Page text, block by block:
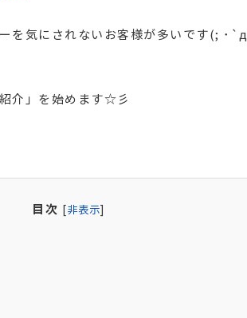
を気にされないお客様が多いです(; ･
介」を始めます☆彡
目次 [非表示]